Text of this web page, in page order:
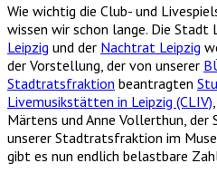
Wie wichtig die Club- und
wissen wir schon lange. Die Stadt
Leipzig und der Nachtrat Leipzig
der Vorstellung, der von unserer
Stadtratsfraktion beantragten
Livemusikstätten in Leipzig (CLIV)
Märtens und Anne Vollerthun, der
unserer Stadtratsfraktion im
gibt es nun endlich belastbare